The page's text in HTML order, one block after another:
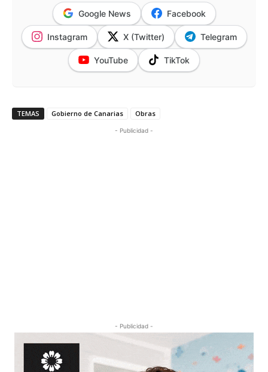
Google News Facebook
Instagram X (Twitter) Telegram
YouTube TikTok
TEMAS Gobierno de Canarias Obras
- Publicidad -
- Publicidad -